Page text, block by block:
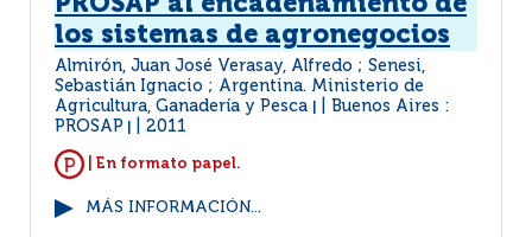
los sistemas de agronegocios
Almirón, Juan José Verasay, Alfredo ; Senesi,
Sebastián Ignacio ; Argentina. Ministerio de
Agricultura, Ganadería y Pesca
Buenos Aires :
PROSAP
2011
| En formato papel.
MÁS INFORMACIÓN...